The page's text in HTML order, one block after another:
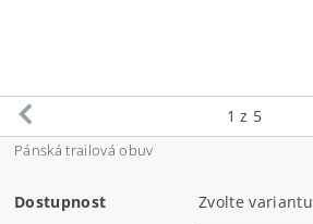
1 z 5
Pánská trailová obuv
Dostupnost Zvolte variantu